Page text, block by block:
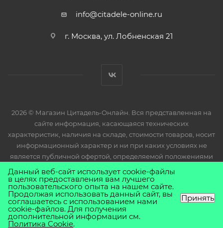
info@citadele-online.ru
г. Москва, ул. Лобненская 21
2026 © Магазин Цитадель-Онлайн. Вся представленная на
сайте информация, касающаяся технических
характеристик, наличия на складе, стоимости товаров, носит
информационный характер и ни при каких условиях не
является публичной офертой, определяемой положениями
Статьи 437(2) Гражданского кодекса РФ.
Данный веб-сайт использует cookie-файлы
в целях предоставления вам лучшего
пользовательского опыта на нашем сайте.
Продолжая использовать данный сайт, вы
соглашаетесь с использованием нами
cookie-файлов. Для получения
дополнительной информации см.
Политика Cookie.
Принять